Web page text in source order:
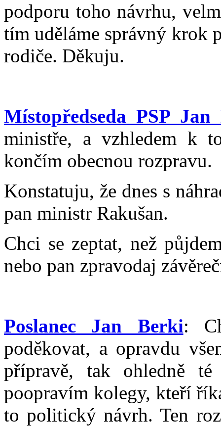
podporu toho návrhu,
tím uděláme správný krok
rodiče. Děkuju.
Místopředseda PSP Jan
ministře, a vzhledem k
končím obecnou rozpravu.
Konstatuju, že dnes s
pan ministr Rakušan.
Chci se zeptat, než
nebo pan zpravodaj
Poslanec Jan Berki:
poděkovat, a opravdu
přípravě, tak ohledně té
poopravím kolegy, kteří
to politický návrh. Ten